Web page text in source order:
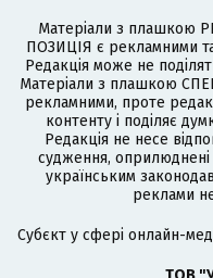
Матеріали з плашкою
ПОЗИЦІЯ є рекламними
Редакція може не
Матеріали з плашкою
рекламними, проте
контенту і поділяє
Редакція не несе
судження, оприлюднені
українським
реклами
Cубєкт у сфері онлайн-